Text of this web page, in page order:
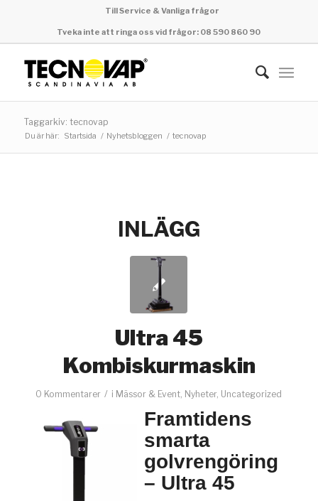
Till Service & Vanliga frågor
Tveka inte att ringa oss vid frågor: 08 590 860 90
Taggarkiv: tecnovap
Du är här: Startsida / Nyhetsbloggen / tecnovap
INLÄGG
Ultra 45
Kombiskurmaskin
0 Kommentarer / i Mässor & Event, Nyheter, Uncategorized
Framtidens
smarta
golvrengöring
– Ultra 45